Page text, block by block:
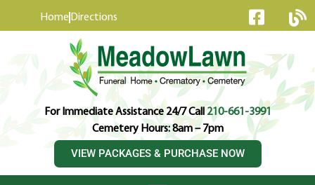
Home Directions
For Immediate Assistance 24/7 Call210-661-3991
Cemetery Hours: 8am – 7pm
VIEW PACKAGES & PURCHASE NOW